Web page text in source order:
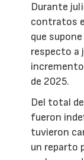
Durante
contratos
que
respecto a
de 2025.
Del total
fueron
tuvieron
un reparto